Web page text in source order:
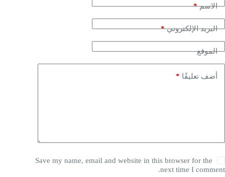
الاسم*
البريد الإلكتروني*
الموقع
أضف تعليقًا *
Save my name, email and website in this browser for the
next time I comment.